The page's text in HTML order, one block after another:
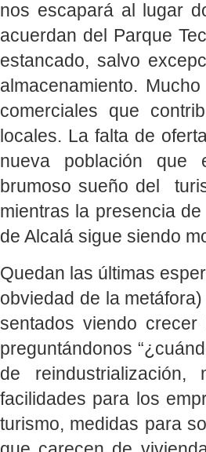
nos escapará al lugar
acuerdan del Parque
estancado, salvo
almacenamiento.
comerciales que
locales. La falta de
nueva población que
brumoso sueño del
mientras la presencia
de Alcalá sigue siendo
Quedan las últimas
obviedad de la
sentados viendo
preguntándonos
de
facilidades para los
turismo, medidas para